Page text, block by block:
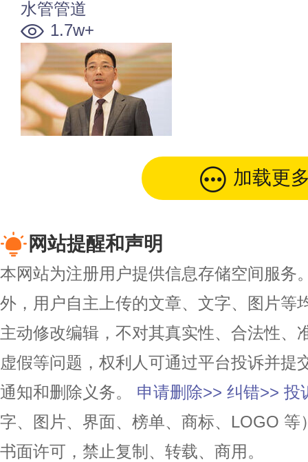
水管管道
1.7w+
加载更
网站提醒和声明
本网站为注册用户提供信息存储空间服务
外，用户自主上传的文章、文字、图片等
主动修改编辑，不对其真实性、合法性、
虚假等问题，权利人可通过平台投诉并提
通知和删除义务。
申请删除>> 纠错>> 投
字、图片、界面、榜单、商标、LOGO
书面许可，禁止复制、转载、商用。